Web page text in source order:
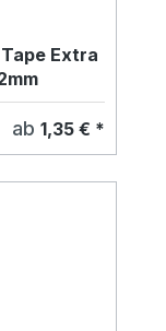
Extra
ab 1,35 € *